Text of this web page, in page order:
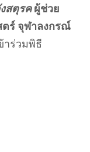
สตุรคผู้ช่วย
ร์ จุฬาลงกรณ์
าร่วมพิธี